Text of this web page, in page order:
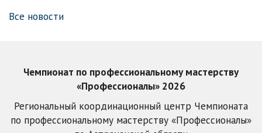
Все новости
Чемпионат по профессиональному мастерству
«Профессионалы» 2026
Региональный координационный центр Чемпионата
по профессиональному мастерству «Профессионалы»